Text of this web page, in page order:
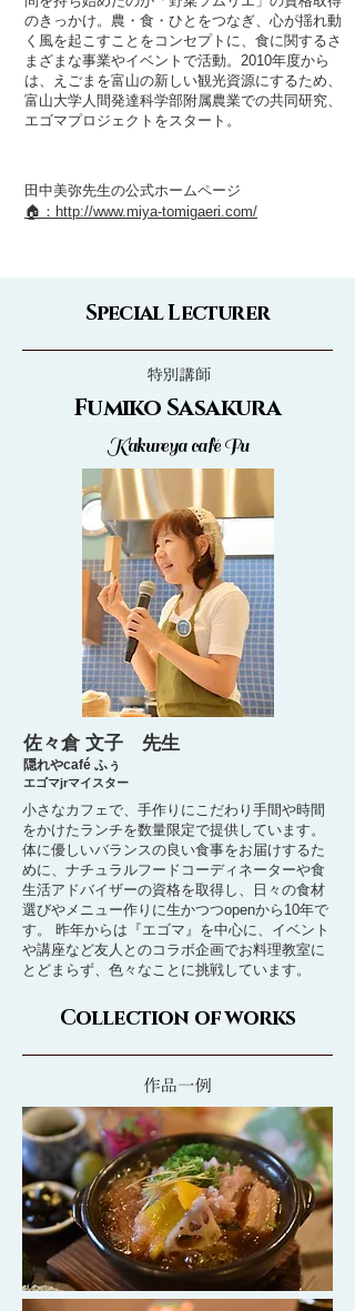
のきっかけ。農・食・ひとをつなぎ、心が揺れ動
く風を起こすことをコンセプトに、食に関するさ
まざまな事業やイベントで活動。2010年度から
は、えごまを富山の新しい観光資源にするため、
富山大学人間発達科学部附属農業での共同研究、
エゴマプロジェクトをスタート。
田中美弥先生の公式ホームページ
🏠：http://www.miya-tomigaeri.com/
Special Lecturer
Fumiko Sasakura
Kakureyacafé Fu
佐々倉 文子 先生
隠れやcafé ふぅ
エゴマjrマイスター
小さなカフェで、手作りにこだわり手間や時間
をかけたランチを数量限定で提供しています。
体に優しいバランスの良い食事をお届けするた
めに、ナチュラルフードコーディネーターや食
生活アドバイザーの資格を取得し、日々の食材
選びやメニュー作りに生かつつopenから10年で
す。 昨年からは『エゴマ』を中心に、イベント
や講座など友人とのコラボ企画でお料理教室に
とどまらず、色々なことに挑戦しています。
Collection of works